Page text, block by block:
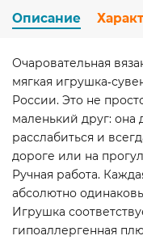
Описание
Очаровательная
мягкая
России. Это не
маленький друг: она
расслабиться и
дороге или на
Ручная работа.
абсолютно
Игрушка
гипоаллергенная